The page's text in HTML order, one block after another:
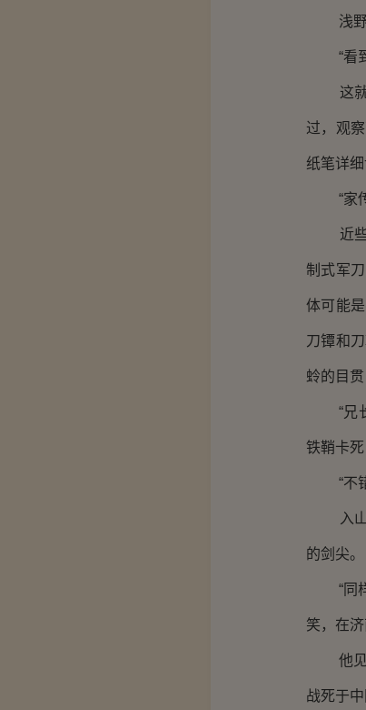
浅野隼
“看到
这就是
过，观
纸笔详
“家传
近些年
制式军
体可能
刀镡和
蛉的目
“兄长
铁鞘卡
“不错
入山悬
的剑尖。
“同样
笑，在
他见浅
战死于